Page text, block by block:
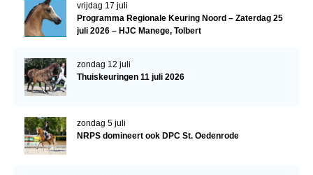
Informatie aan je paard of pony toevoegen
Onze fokkerij
Fokkerij informatie
Veulen registratie
vrijdag 17 juli
Programma Regionale Keuring Noord – Zaterdag 25
juli 2026 – HJC Manege, Tolbert
zondag 12 juli
Thuiskeuringen 11 juli 2026
zondag 5 juli
NRPS domineert ook DPC St. Oedenrode